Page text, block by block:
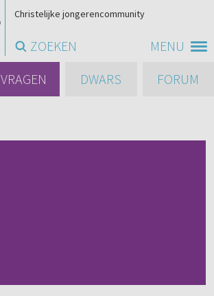
MENU
Christelijke jongerencommunity
ZOEKEN
VRAGEN DWARS FORUM